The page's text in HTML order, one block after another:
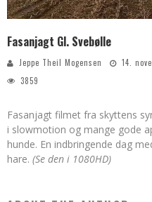
Fasanjagt Gl. Svebølle
Jeppe Theil Mogensen 14.
3859
Fasanjagt filmet fra skyttens
i slowmotion og mange gode
hunde. En indbringende dag
hare. (Se den i 1080HD)